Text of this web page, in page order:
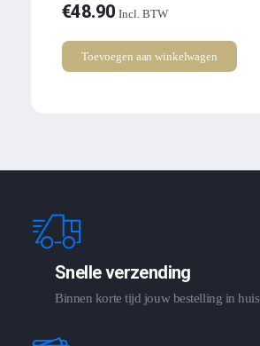
€48.90 Incl. BTW
Toevoegen aan winkelwagen
Snelle verzending
Binnen korte tijd jouw bestelling in huis